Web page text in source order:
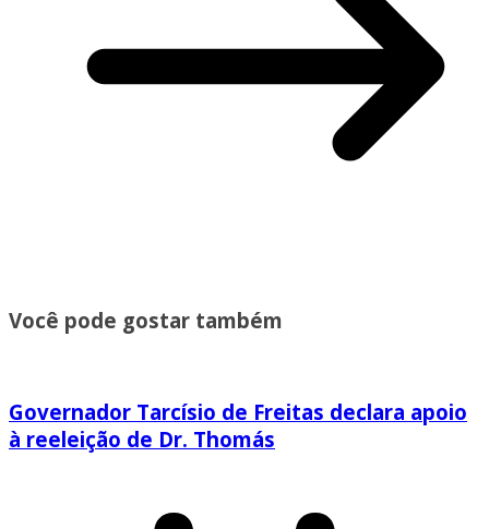
Você pode gostar também
Governador Tarcísio de Freitas declara apoio
à reeleição de Dr. Thomás